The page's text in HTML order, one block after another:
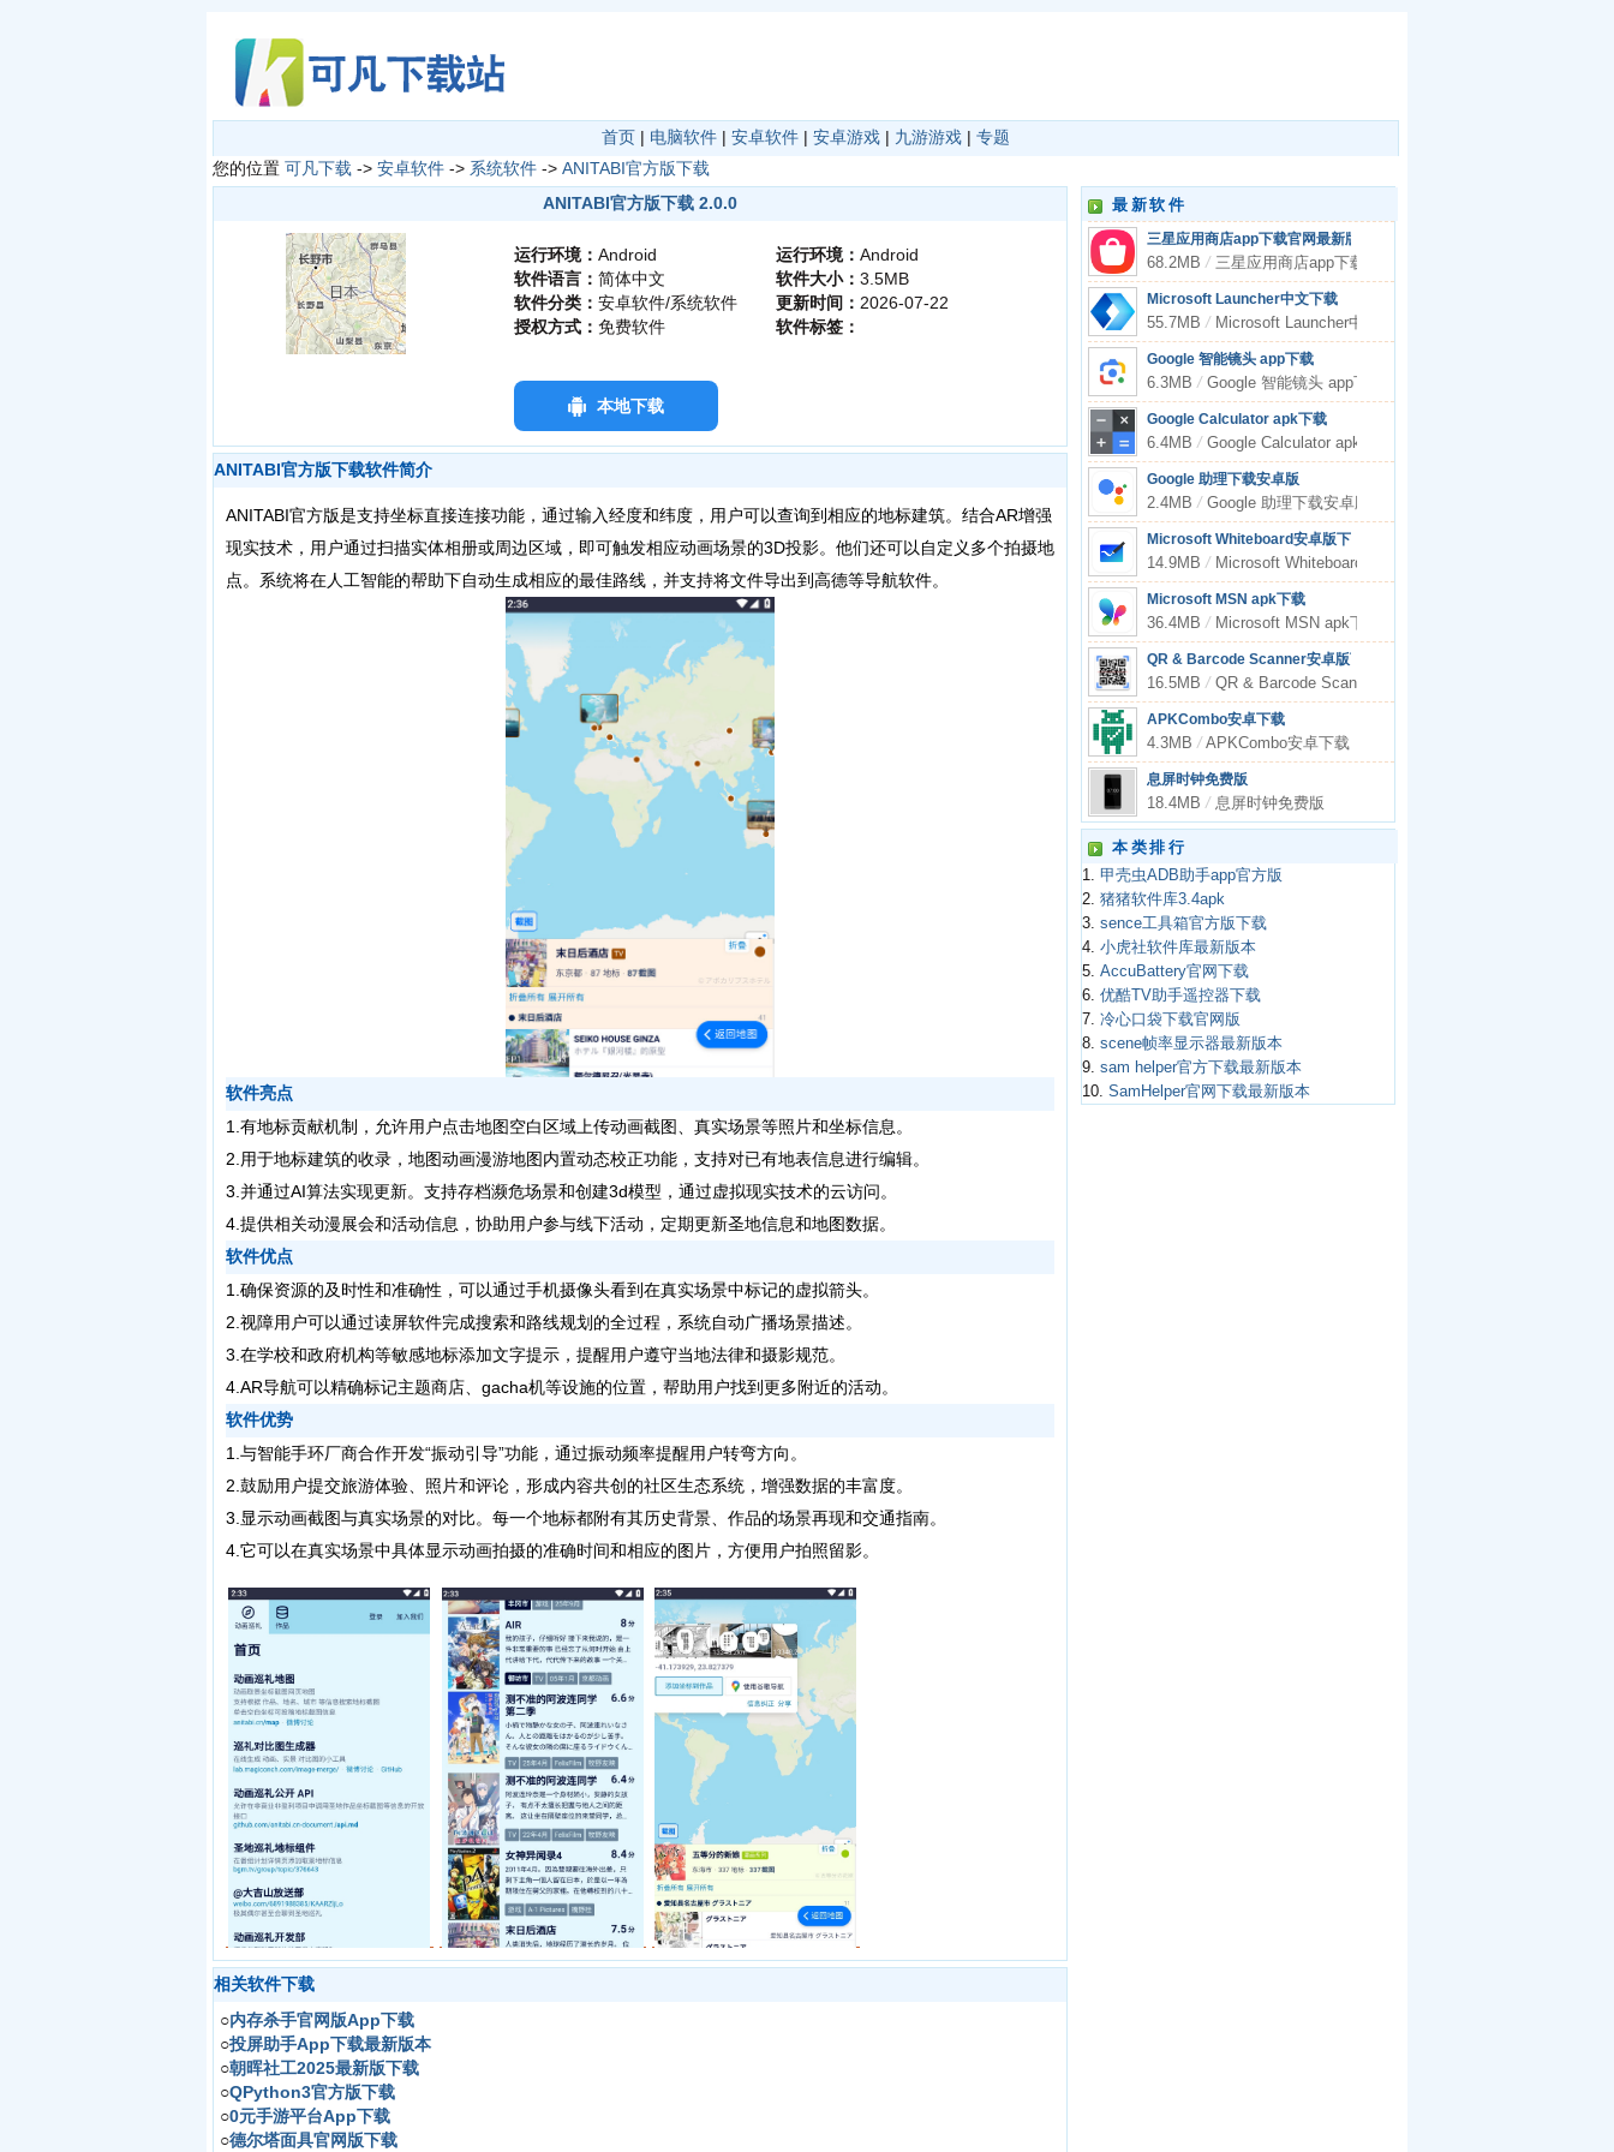
首页 | 电脑软件 | 安卓软件 | 安卓游戏 | 九游游戏 | 专题
您的位置 可凡下载 -> 安卓软件 -> 系统软件 -> ANITABI官方版下载
ANITABI官方版下载 2.0.0
运行环境： Android
软件语言： 简体中文
软件分类： 安卓软件/系统软件
授权方式： 免费软件
运行环境： Android
软件大小： 3.5MB
更新时间： 2026-07-22
软件标签：
本地下载
ANITABI官方版下载软件简介
ANITABI官方版是支持坐标直接连接功能，通过输入经度和纬度，用户可以查询到相应的地标建筑。结合AR增强
现实技术，用户通过扫描实体相册或周边区域，即可触发相应动画场景的3D投影。他们还可以自定义多个拍摄地
点。系统将在人工智能的帮助下自动生成相应的最佳路线，并支持将文件导出到高德等导航软件。
软件亮点
1.有地标贡献机制，允许用户点击地图空白区域上传动画截图、真实场景等照片和坐标信息。
2.用于地标建筑的收录，地图动画漫游地图内置动态校正功能，支持对已有地表信息进行编辑。
3.并通过AI算法实现更新。支持存档濒危场景和创建3d模型，通过虚拟现实技术的云访问。
4.提供相关动漫展会和活动信息，协助用户参与线下活动，定期更新圣地信息和地图数据。
软件优点
1.确保资源的及时性和准确性，可以通过手机摄像头看到在真实场景中标记的虚拟箭头。
2.视障用户可以通过读屏软件完成搜索和路线规划的全过程，系统自动广播场景描述。
3.在学校和政府机构等敏感地标添加文字提示，提醒用户遵守当地法律和摄影规范。
4.AR导航可以精确标记主题商店、gacha机等设施的位置，帮助用户找到更多附近的活动。
软件优势
1.与智能手环厂商合作开发“振动引导”功能，通过振动频率提醒用户转弯方向。
2.鼓励用户提交旅游体验、照片和评论，形成内容共创的社区生态系统，增强数据的丰富度。
3.显示动画截图与真实场景的对比。每一个地标都附有其历史背景、作品的场景再现和交通指南。
4.它可以在真实场景中具体显示动画拍摄的准确时间和相应的图片，方便用户拍照留影。
相关软件下载
○内存杀手官网版App下载
○投屏助手App下载最新版本
○朝晖社工2025最新版下载
○QPython3官方版下载
○0元手游平台App下载
○德尔塔面具官网版下载
最新软件
三星应用商店app下载官网最新版
68.2MB/ 三星应用商店app下载官网最新版
Microsoft Launcher中文下载
55.7MB/ Microsoft Launcher中文下载
Google 智能镜头 app下载
6.3MB/ Google 智能镜头 app下载
Google Calculator apk下载
6.4MB/ Google Calculator apk下载
Google 助理下载安卓版
2.4MB/ Google 助理下载安卓版
Microsoft Whiteboard安卓版下载
14.9MB/ Microsoft Whiteboard安卓版下载
Microsoft MSN apk下载
36.4MB/ Microsoft MSN apk下载
QR & Barcode Scanner安卓版下载
16.5MB/ QR & Barcode Scanner安卓版下载
APKCombo安卓下载
4.3MB/ APKCombo安卓下载
息屏时钟免费版
18.4MB/ 息屏时钟免费版
本类排行
1. 甲壳虫ADB助手app官方版
2. 猪猪软件库3.4apk
3. sence工具箱官方版下载
4. 小虎社软件库最新版本
5. AccuBattery官网下载
6. 优酷TV助手遥控器下载
7. 冷心口袋下载官网版
8. scene帧率显示器最新版本
9. sam helper官方下载最新版本
10. SamHelper官网下载最新版本